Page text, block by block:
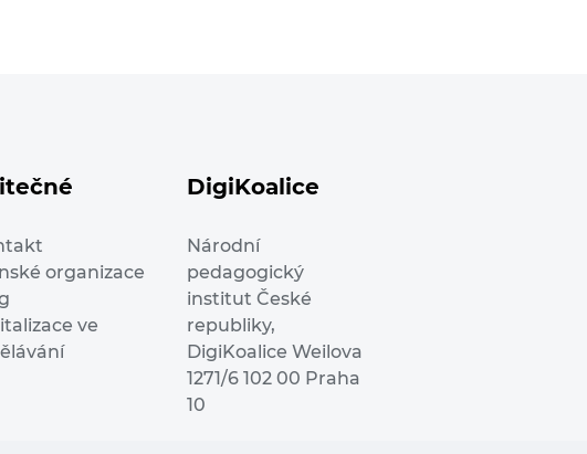
organizace
ve
DigiKoalice
Národní
pedagogický
institut České
republiky,
DigiKoalice Weilova
1271/6 102 00 Praha
10